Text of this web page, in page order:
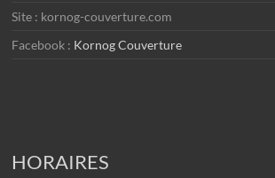
Site : kornog-couverture.com
Facebook : Kornog Couverture
HORAIRES